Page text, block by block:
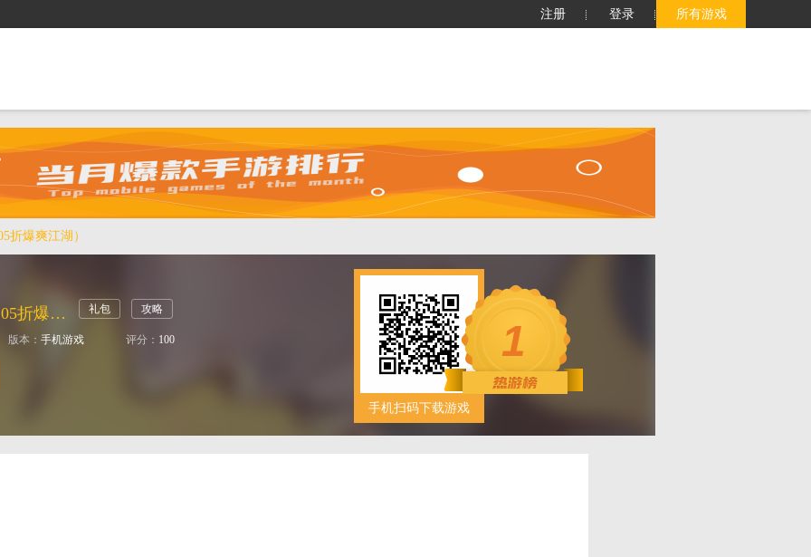
所有游戏
登录
注册
搜索
折爆爽江湖）
仙境竞技场（0.05折爆爽江湖） 礼包 攻略
版本： 手机游戏 评分： 100
手机扫码下载游戏
1